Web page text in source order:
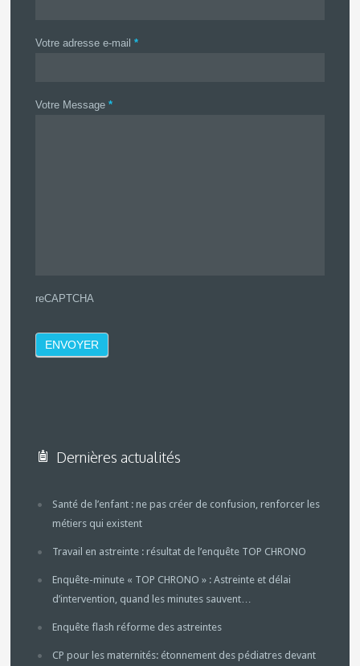
Votre adresse e-mail *
Votre Message *
reCAPTCHA
Dernières actualités
Santé de l’enfant : ne pas créer de confusion, renforcer les
métiers qui existent
Travail en astreinte : résultat de l’enquête TOP CHRONO
Enquête-minute « TOP CHRONO » : Astreinte et délai
d’intervention, quand les minutes sauvent…
Enquête flash réforme des astreintes
CP pour les maternités: étonnement des pédiatres devant